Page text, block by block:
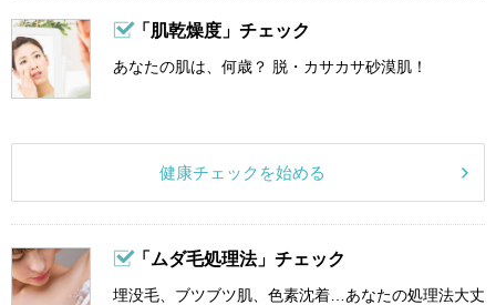
「肌乾燥度」チェック
あなたの肌は、何歳？ 脱・カサカサ砂漠肌！
健康チェックを始める
「ムダ毛処理法」チェック
埋没毛、ブツブツ肌、色素沈着…あなたの処理法大丈